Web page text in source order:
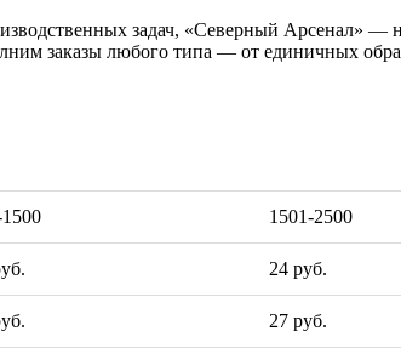
задач, «Северный Арсенал» —
заказы любого типа — от единичных
1501-2500
24 руб.
27 руб.